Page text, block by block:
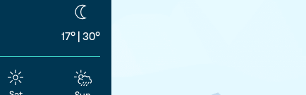
17°| 30°